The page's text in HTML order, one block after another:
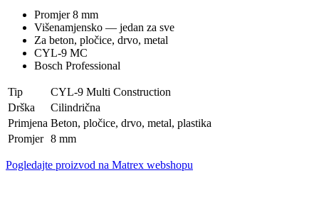
Promjer 8 mm
Višenamjensko — jedan za sve
Za beton, pločice, drvo, metal
CYL-9 MC
Bosch Professional
Tip
CYL-9 Multi Construction
Drška
Cilindrična
Primjena Beton, pločice, drvo, metal, plastika
Promjer 8 mm
Pogledajte proizvod na Matrex webshopu